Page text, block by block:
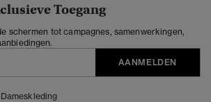
Toegang
schermen tot campagnes, samenwerkingen,
AANMELDEN
Dameskleding